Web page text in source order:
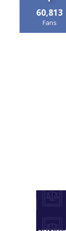
60,813
Fans